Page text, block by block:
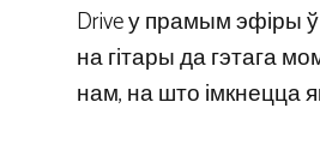
Drive у прамым эфіры
на ​​гітары да гэтага
нам, на што імкнецца